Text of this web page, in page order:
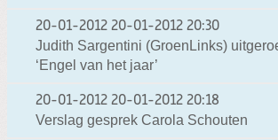
20-01-2012 20-01-2012 20:30
Judith Sargentini (GroenLinks)
‘Engel van het jaar’
20-01-2012 20-01-2012 20:18
Verslag gesprek Carola Schouten